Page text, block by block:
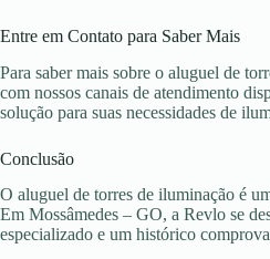
Entre em Contato para Saber Mais
Para saber mais sobre o aluguel de
com nossos canais de atendimento
solução para suas necessidades de
Conclusão
O aluguel de torres de iluminação é
Em Mossâmedes – GO, a Revlo se
especializado e um histórico